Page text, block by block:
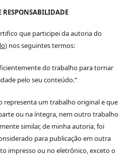
RESPONSABILIDADE
que participei da autoria do
) nos seguintes termos:
do trabalho para tornar
pelo seu conteúdo.”
representa um trabalho original e que
ou na íntegra, nem outro trabalho
similar, de minha autoria, foi
para publicação em outra
impresso ou no eletrônico, exceto o